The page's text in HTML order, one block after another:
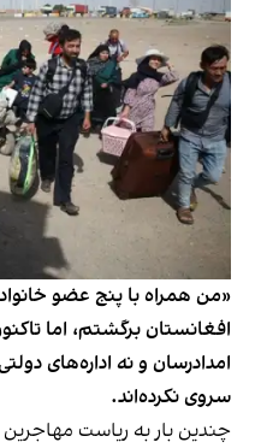
«من همراه با پنج عضو
افغانستان برگشتم، اما
امدادرسان و نه اداره‌های
سروی نکرده‌اند.
چندین بار به ریاست